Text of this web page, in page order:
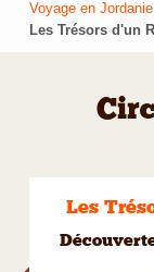
Voyage en Jordanie
Les Trésors d'un
Les